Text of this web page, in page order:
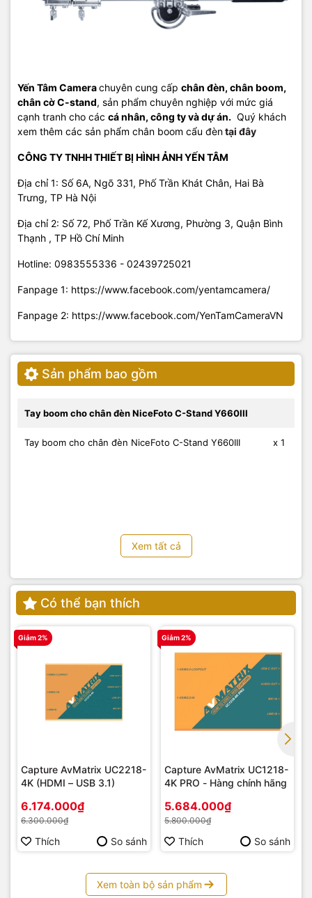
Yến Tâm Camerachuyên cung cấp chân đèn, chân boom,
chân cờ C-stand, sản phẩm chuyên nghiệp với mức giá
cạnh tranh cho các cá nhân, công ty và dự án. Quý khách
xem thêm các sản phẩm chân boom cẩu đèntại đây
CÔNG TY TNHH THIẾT BỊ HÌNH ẢNH YẾN TÂM
Địa chỉ 1: Số 6A, Ngõ 331, Phố Trần Khát Chân, Hai Bà
Trưng, TP Hà Nội
Địa chỉ 2: Số 72, Phố Trần Kế Xương, Phường 3, Quận Bình
Thạnh , TP Hồ Chí Minh
Hotline: 0983555336 - 02439725021
Fanpage 1: https://www.facebook.com/yentamcamera/
Fanpage 2: https://www.facebook.com/YenTamCameraVN
Sản phẩm bao gồm
Tay boom cho chân đèn NiceFoto C-Stand Y660III
Tay boom cho chân đèn NiceFoto C-Stand Y660III x 1
Xem tất cả
Có thể bạn thích
Giảm 2%
Capture AvMatrix UC2218-
4K (HDMI – USB 3.1)
6.174.000₫
6.300.000₫
Thích So sánh
Giảm 2%
Capture AvMatrix UC1218-
4K PRO - Hàng chính hãng
5.684.000₫
5.800.000₫
Thích So sánh
Xem toàn bộ sản phẩm